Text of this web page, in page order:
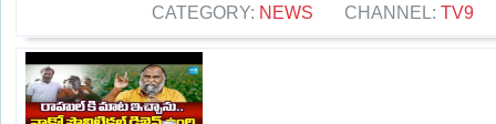
CATEGORY: NEWS CHANNEL: TV9